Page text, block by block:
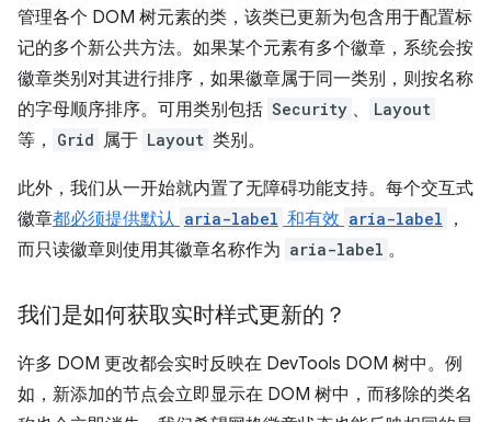
管理各个 DOM 树元素的类，该类已更新为包含用于配置标
记的多个新公共方法。如果某个元素有多个徽章，系统会按
徽章类别对其进行排序，如果徽章属于同一类别，则按名称
的字母顺序排序。可用类别包括 Security 、 Layout
等， Grid 属于 Layout 类别。
此外，我们从一开始就内置了无障碍功能支持。每个交互式
徽章都必须提供默认 aria-label 和有效 aria-label
，
而只读徽章则使用其徽章名称作为 aria-label 。
我们是如何获取实时样式更新的？
许多 DOM 更改都会实时反映在 DevTools DOM 树中。例
如，新添加的节点会立即显示在 DOM 树中，而移除的类名